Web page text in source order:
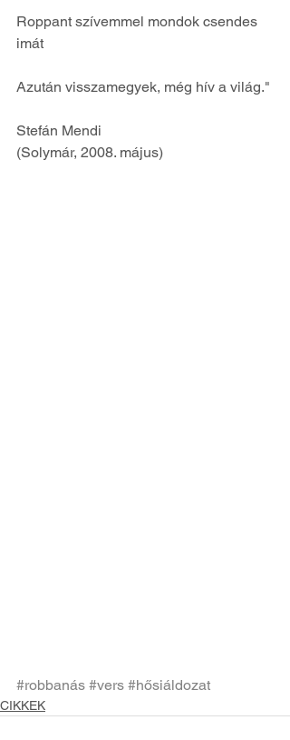
Roppant szívemmel mondok csendes
imát
Azután visszamegyek, még hív a világ."
Stefán Mendi
(Solymár, 2008. május)
#robbanás #vers #hősiáldozat
CIKKEK